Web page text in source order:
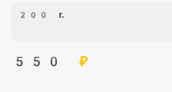
200 г.
550 ₽